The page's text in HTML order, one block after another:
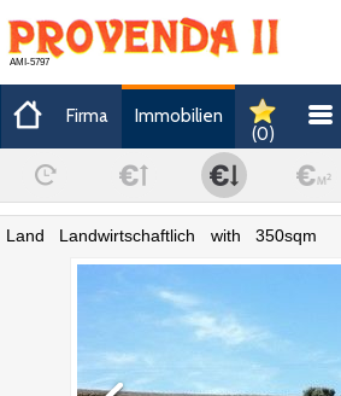
AMI-5797
Firma
Immobilien
(0)
Land Landwirtschaftlich with 350sqm